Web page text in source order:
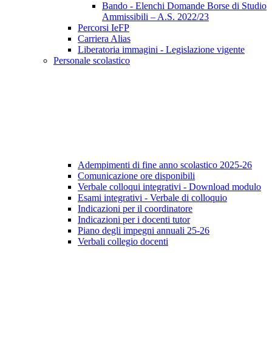
Bando - Elenchi Domande Borse di Studio
Ammissibili – A.S. 2022/23
Percorsi IeFP
Carriera Alias
Liberatoria immagini - Legislazione vigente
Personale scolastico
Adempimenti di fine anno scolastico 2025-26
Comunicazione ore disponibili
Verbale colloqui integrativi - Download modulo
Esami integrativi - Verbale di colloquio
Indicazioni per il coordinatore
Indicazioni per i docenti tutor
Piano degli impegni annuali 25-26
Verbali collegio docenti